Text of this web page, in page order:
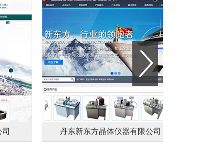
丹东新东方晶体仪器有限公司